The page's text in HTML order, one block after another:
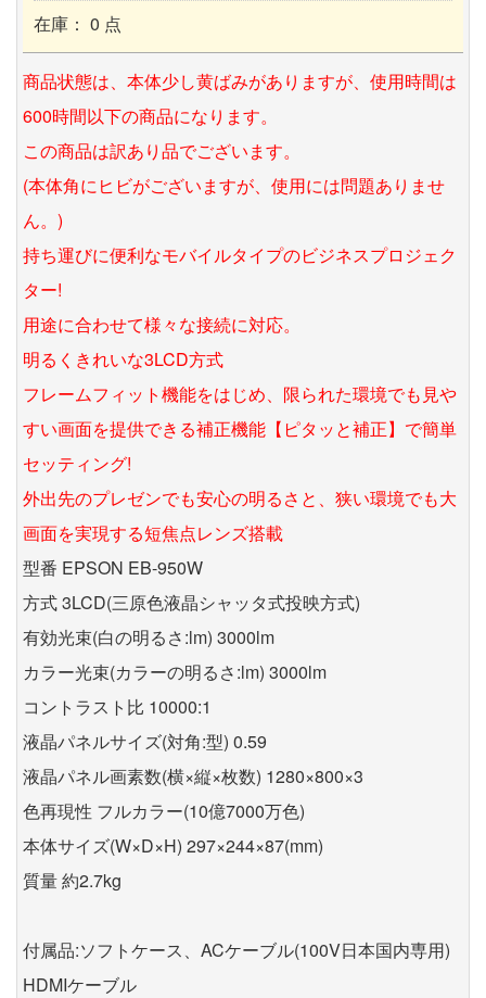
在庫： 0 点
商品状態は、本体少し黄ばみがありますが、使用時間は
600時間以下の商品になります。
この商品は訳あり品でございます。
(本体角にヒビがございますが、使用には問題ありませ
ん。)
持ち運びに便利なモバイルタイプのビジネスプロジェク
ター!
用途に合わせて様々な接続に対応。
明るくきれいな3LCD方式
フレームフィット機能をはじめ、限られた環境でも見や
すい画面を提供できる補正機能【ピタッと補正】で簡単
セッティング!
外出先のプレゼンでも安心の明るさと、狭い環境でも大
画面を実現する短焦点レンズ搭載
型番 EPSON EB-950W
方式 3LCD(三原色液晶シャッタ式投映方式)
有効光束(白の明るさ:lm) 3000lm
カラー光束(カラーの明るさ:lm) 3000lm
コントラスト比 10000:1
液晶パネルサイズ(対角:型) 0.59
液晶パネル画素数(横×縦×枚数) 1280×800×3
色再現性 フルカラー(10億7000万色)
本体サイズ(W×D×H) 297×244×87(mm)
質量 約2.7kg
付属品:ソフトケース、ACケーブル(100V日本国内専用)
HDMIケーブル